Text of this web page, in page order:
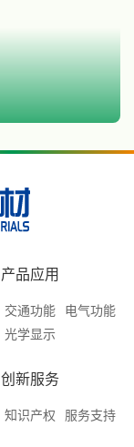
产品应用
交通功能
电气功能
光学显示
创新服务
知识产权 服务支持